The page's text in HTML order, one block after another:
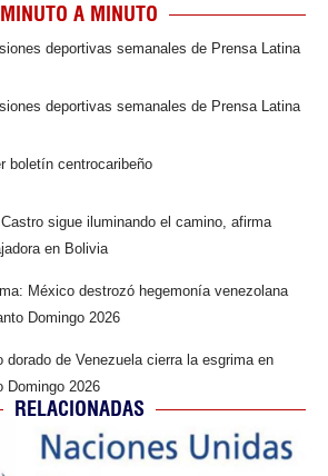
MINUTO A MINUTO
deportivas semanales de Prensa Latina
deportivas semanales de Prensa Latina
boletín centrocaribeño
sigue iluminando el camino, afirma
en Bolivia
México destrozó hegemonía venezolana
Domingo 2026
dorado de Venezuela cierra la esgrima en
Domingo 2026
RELACIONADAS